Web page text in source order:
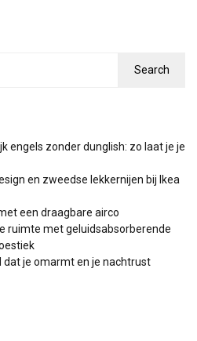
Search
engels zonder dunglish: zo laat je je
en zweedse lekkernijen bij Ikea
een draagbare airco
ruimte met geluidsabsorberende
dat je omarmt en je nachtrust